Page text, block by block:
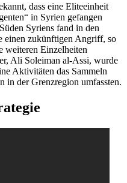
dass eine Eliteeinheit
in Syrien gefangen
Syriens fand in den
einen zukünftigen Angriff, so
weiteren Einzelheiten
Ali Soleiman al-Assi, wurde
Aktivitäten das Sammeln
in der Grenzregion umfassten.